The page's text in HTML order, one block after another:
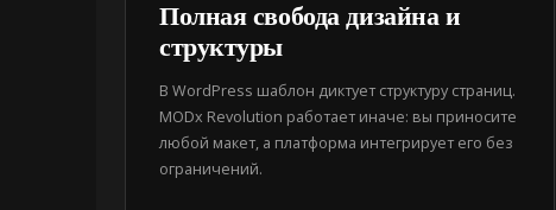
Полная свобода дизайна и
структуры
В WordPress шаблон диктует структуру страниц.
MODx Revolution работает иначе: вы приносите
любой макет, а платформа интегрирует его без
ограничений.